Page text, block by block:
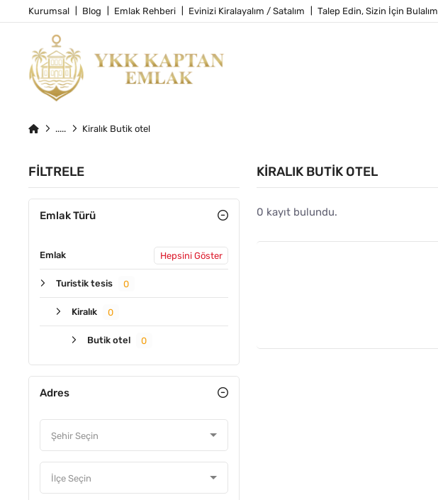
Kurumsal Blog Emlak Rehberi Evinizi Kiralayalım / Satalım Talep Edin, Sizin İçin Bulalım
Kiralık Butik otel
FILTRELE
Emlak Türü
Emlak Hepsini Göster
Turistik tesis 0
Kiralık 0
Butik otel 0
Adres
KIRALIK BUTIK OTEL
0 kayıt bulundu.